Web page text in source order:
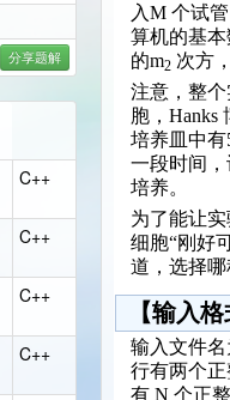
分享题解
C++
C++
C++
C++
入M 个试
算机的基
的m2 次方
注意，整
胞，Hanks
培养皿中
一段时间
培养。
为了能让
细胞“刚好
道，选择
【输入
输入文件
行有两个正
有 N 个正